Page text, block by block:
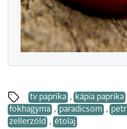
tv paprika , kápia paprika
fokhagyma , paradicsom ,
zellerzöld
, étolaj